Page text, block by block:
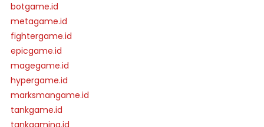
botgame.id
metagame.id
fightergame.id
epicgame.id
magegame.id
hypergame.id
marksmangame.id
tankgame.id